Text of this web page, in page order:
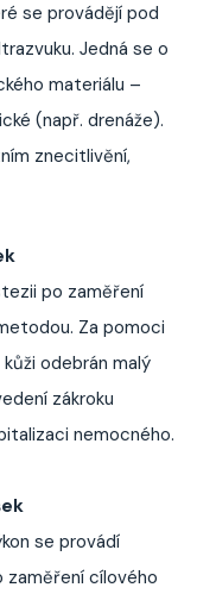
se provádějí pod
Jedná se o
materiálu –
(např. drenáže).
znecitlivění,
po zaměření
Za pomoci
odebrán malý
zákroku
nemocného.
se provádí
zaměření cílového